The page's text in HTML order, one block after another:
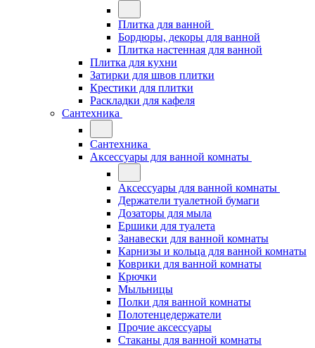
Плитка для ванной
Бордюры, декоры для ванной
Плитка настенная для ванной
Плитка для кухни
Затирки для швов плитки
Крестики для плитки
Раскладки для кафеля
Сантехника
Сантехника
Аксессуары для ванной комнаты
Аксессуары для ванной комнаты
Держатели туалетной бумаги
Дозаторы для мыла
Ершики для туалета
Занавески для ванной комнаты
Карнизы и кольца для ванной комнаты
Коврики для ванной комнаты
Крючки
Мыльницы
Полки для ванной комнаты
Полотенцедержатели
Прочие аксессуары
Стаканы для ванной комнаты